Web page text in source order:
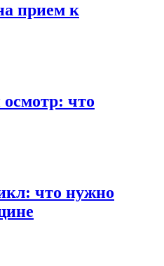
прием к
что
что нужно